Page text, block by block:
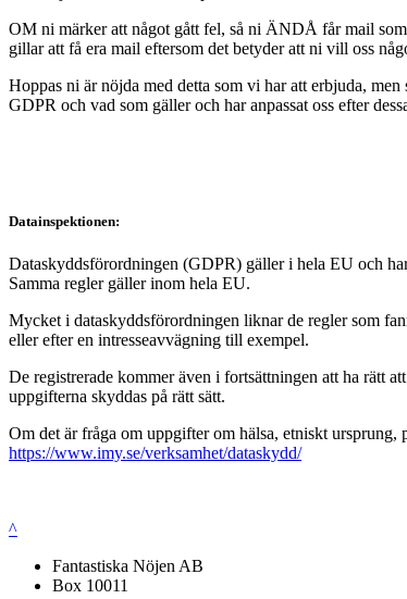
OM ni märker att något gått fel, så ni ÄNDÅ får mail
gillar att få era mail eftersom det betyder att ni vill oss
Hoppas ni är nöjda med detta som vi har att erbjuda,
GDPR och vad som gäller och har anpassat oss efter
Datainspektionen:
Dataskyddsförordningen (GDPR) gäller i hela EU och
Samma regler gäller inom hela EU.
Mycket i dataskyddsförordningen liknar de regler som
eller efter en intresseavvägning till exempel.
De registrerade kommer även i fortsättningen att ha rätt
uppgifterna skyddas på rätt sätt.
Om det är fråga om uppgifter om hälsa, etniskt
https://www.imy.se/verksamhet/dataskydd/
^
Fantastiska Nöjen AB
Box 10011